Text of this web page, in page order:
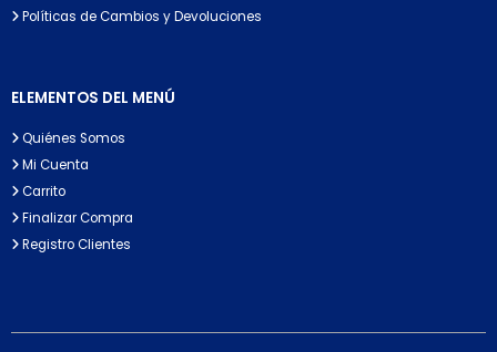
Políticas de Cambios y Devoluciones
ELEMENTOS DEL MENÚ
Quiénes Somos
Mi Cuenta
Carrito
Finalizar Compra
Registro Clientes